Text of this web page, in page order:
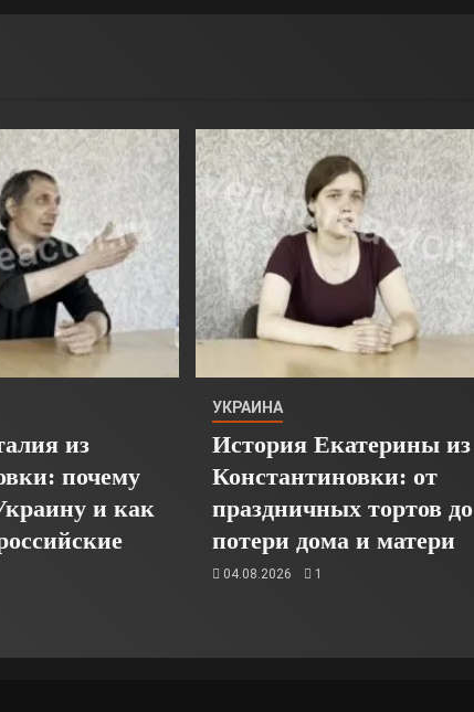
из
почему
и как
УКРАИНА
История Екатерины из
Константиновки: от
праздничных тортов до
потери дома и матери
04.08.2026 1